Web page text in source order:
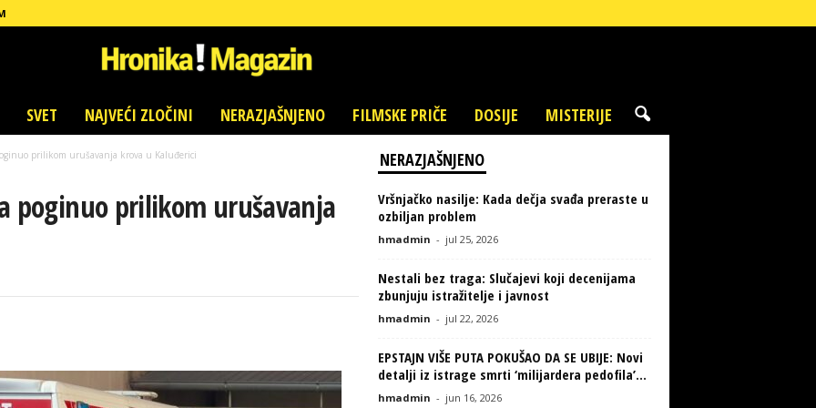
SVET NAJVEĆI ZLOČINI NERAZJAŠNJENO FILMSKE PRIČE DOSIJE MISTERIJE
prilikom urušavanja krova u Kaluđerici
poginuo prilikom urušavanja
NERAZJAŠNJENO
Vršnjačko nasilje: Kada dečja svađa preraste u
ozbiljan problem
hmadmin - jul 25, 2026
Nestali bez traga: Slučajevi koji decenijama
zbunjuju istražitelje i javnost
hmadmin - jul 22, 2026
EPSTAJN VIŠE PUTA POKUŠAO DA SE UBIJE: Novi
detalji iz istrage smrti ‘milijardera pedofila’...
hmadmin - jun 16, 2026